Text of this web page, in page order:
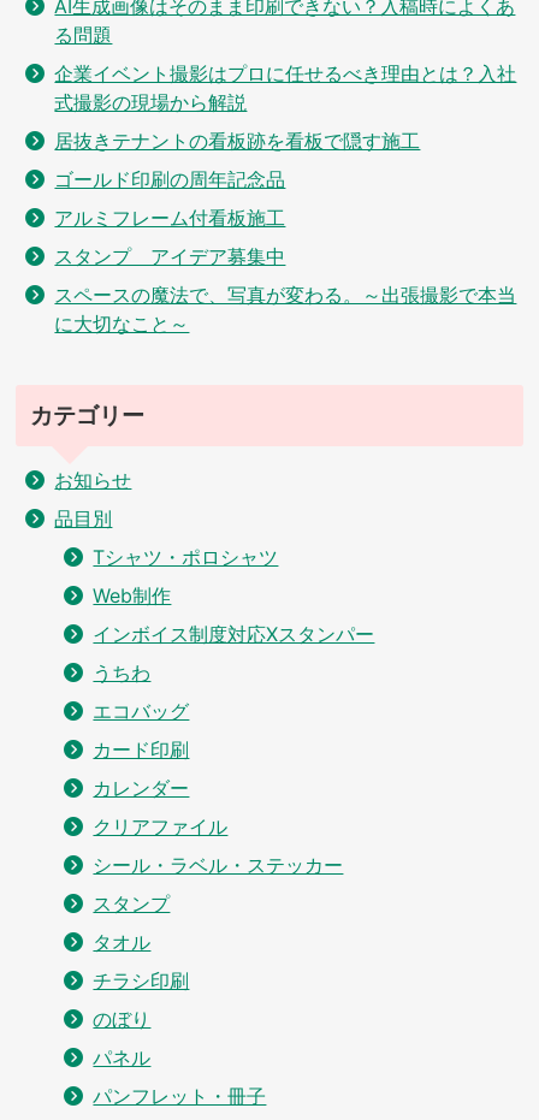
AI生成画像はそのまま印刷できない？入稿時によくあ
る問題
企業イベント撮影はプロに任せるべき理由とは？入社
式撮影の現場から解説
居抜きテナントの看板跡を看板で隠す施工
ゴールド印刷の周年記念品
アルミフレーム付看板施工
スタンプ アイデア募集中
スペースの魔法で、写真が変わる。～出張撮影で本当
に大切なこと～
カテゴリー
お知らせ
品目別
Tシャツ・ポロシャツ
Web制作
インボイス制度対応Xスタンパー
うちわ
エコバッグ
カード印刷
カレンダー
クリアファイル
シール・ラベル・ステッカー
スタンプ
タオル
チラシ印刷
のぼり
パネル
パンフレット・冊子